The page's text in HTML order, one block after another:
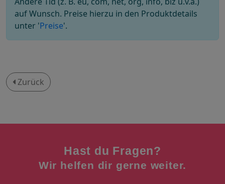
auf Wunsch. Preise hierzu in den Produktdetails
unter 'Preise'.
Zurück
Hast du Fragen?
Wir helfen dir gerne weiter.